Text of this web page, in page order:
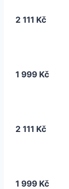
2 111 Kč
1 999 Kč
2 111 Kč
1 999 Kč